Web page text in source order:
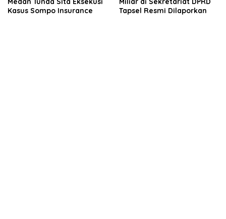
Kasus Sompo Insurance
Tapsel Resmi Dilaporkan